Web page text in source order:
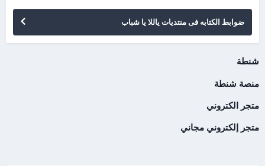
ضوابط الكتابه فى منتديات ياللا يا شباب
شنطة
منصة شنطة
متجر الكتروني
متجر إلكتروني مجاني